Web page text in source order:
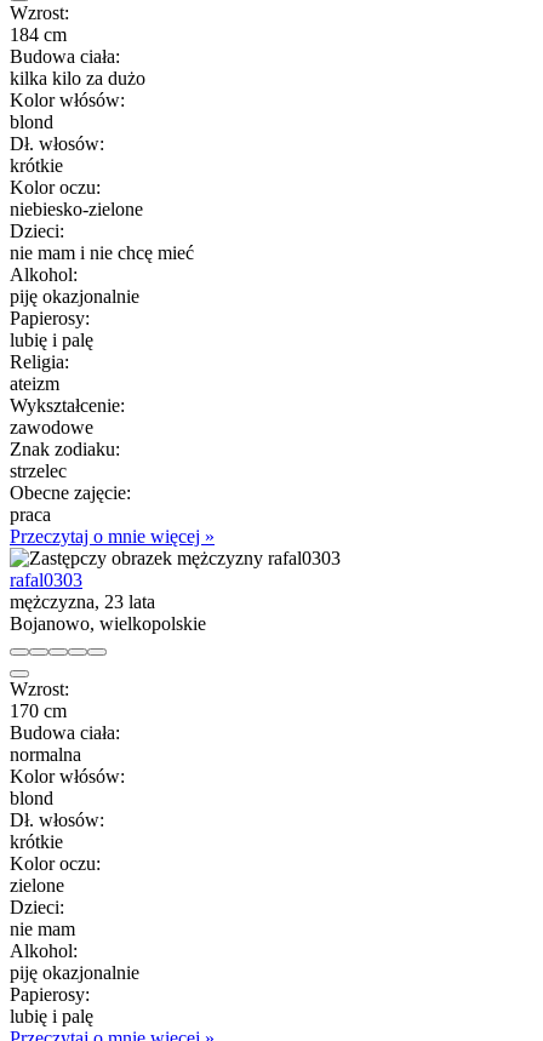
Wzrost:
184 cm
Budowa ciała:
kilka kilo za dużo
Kolor włósów:
blond
Dł. włosów:
krótkie
Kolor oczu:
niebiesko-zielone
Dzieci:
nie mam i nie chcę mieć
Alkohol:
piję okazjonalnie
Papierosy:
lubię i palę
Religia:
ateizm
Wykształcenie:
zawodowe
Znak zodiaku:
strzelec
Obecne zajęcie:
praca
Przeczytaj o mnie więcej »
rafal0303
mężczyzna, 23 lata
Bojanowo, wielkopolskie
Wzrost:
170 cm
Budowa ciała:
normalna
Kolor włósów:
blond
Dł. włosów:
krótkie
Kolor oczu:
zielone
Dzieci:
nie mam
Alkohol:
piję okazjonalnie
Papierosy:
lubię i palę